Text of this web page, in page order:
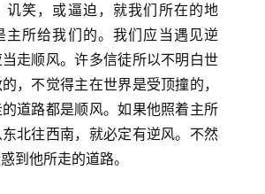
讥笑，或逼迫，就我们所在的地
主所给我们的。我们应当遇见逆
走顺风。许多信徒所以不明白世
，不觉得主在世界是受顶撞的，
道路都是顺风。如果他照着主所
北往西南，就必定有逆风。不然
到他所走的道路。